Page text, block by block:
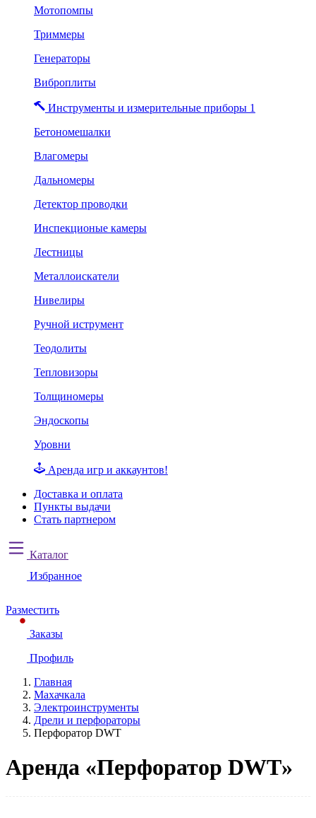
Мотопомпы
Триммеры
Генераторы
Виброплиты
Инструменты и измерительные приборы 1
Бетономешалки
Влагомеры
Дальномеры
Детектор проводки
Инспекционые камеры
Лестницы
Металлоискатели
Нивелиры
Ручной иструмент
Теодолиты
Тепловизоры
Толщиномеры
Эндоскопы
Уровни
Аренда игр и аккаунтов!
Доставка и оплата
Пункты выдачи
Стать партнером
Каталог
Избранное
Разместить
Заказы
Профиль
Главная
Махачкала
Электроинструменты
Дрели и перфораторы
Перфоратор DWT
Аренда «Перфоратор DWT»